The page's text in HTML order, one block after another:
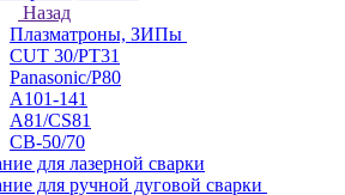
Назад
Плазматроны, ЗИПы
CUT 30/PT31
Panasonic/P80
А101-141
А81/CS81
СВ-50/70
для лазерной сварки
для ручной дуговой сварки